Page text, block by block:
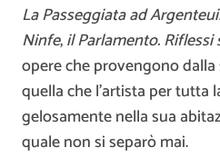
LaPasseggiata ad
Ninfe,il Parlamento.
opere che provengono
quella che l’artista per tutta
gelosamente nella sua
quale non si separò mai.